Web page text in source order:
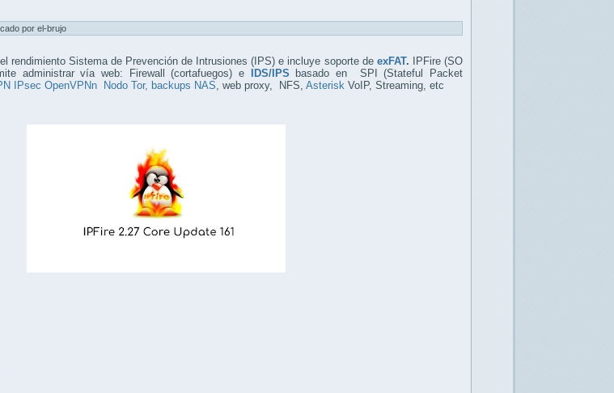
por el-brujo
rendimiento Sistema de Prevención de Intrusiones (IPS) e incluye soporte de exFAT.
IPFire (SO
administrar vía web: Firewall (cortafuegos) e
IDS/IPS basado en SPI (Stateful Packet
IPsec OpenVPNn Nodo Tor, backups NAS , web proxy, NFS, Asterisk VoIP, Streaming, etc